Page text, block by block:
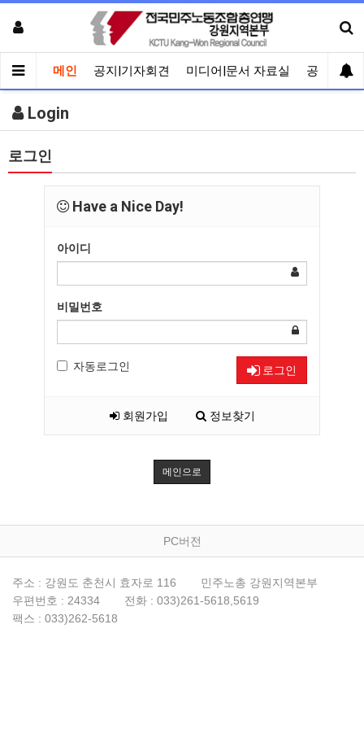
메인 공지|기자회견 미디어|문서 자료실 공유게시
Login
로그인
Have a Nice Day!
아이디
비밀번호
자동로그인 로그인
회원가입 정보찾기
메인으로
PC버전
주소 : 강원도 춘천시 효자로 116
민주노총 강원지역본부
우편번호 : 24334
전화 : 033)261-5618,5619
팩스 : 033)262-5618